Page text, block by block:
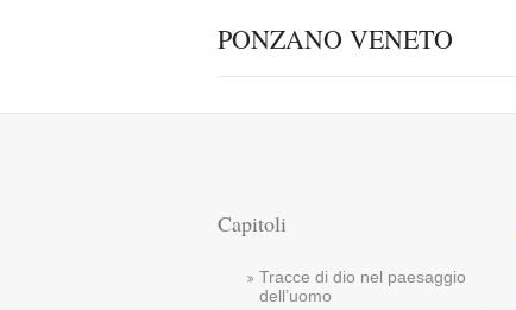
PONZANO VENETO
Capitoli
Tracce di dio nel paesaggio
dell’uomo